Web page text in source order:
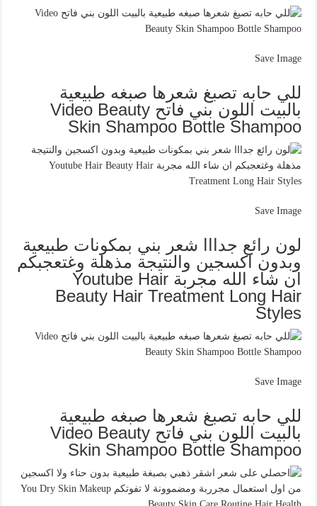
Save Image
للي حابه تصبغ شعرها صبغه طبيعية
بالبيت اللون بني فاتح Video Beauty
Skin Shampoo Bottle Shampoo
Save Image
لون رائع جدااا شعر بني بمكونات طبيعية
وبدون اكسجين والنتيجة مذهلة وغتعجبكم
ان شاء الله مجربة Youtube Hair
Beauty Hair Treatment Long Hair
Styles
Save Image
للي حابه تصبغ شعرها صبغه طبيعية
بالبيت اللون بني فاتح Video Beauty
Skin Shampoo Bottle Shampoo